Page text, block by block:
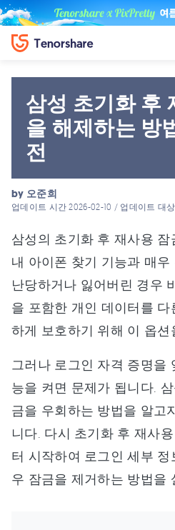
삼성 초기화 후
을 해제하는 방
전
by 오준희
업데이트 시간 2026-02-10 / 업데이트 대상
삼성의 초기화 후 재사용 잠
내 아이폰 찾기 기능과 매우
난당하거나 잃어버린 경우
을 포함한 개인 데이터를 다
하게 보호하기 위해 이 옵션
그러나 로그인 자격 증명을
능을 켜면 문제가 됩니다.
금을 우회하는 방법을 알고
니다. 다시 초기화 후 재사
터 시작하여 로그인 세부
우 잠금을 제거하는 방법을